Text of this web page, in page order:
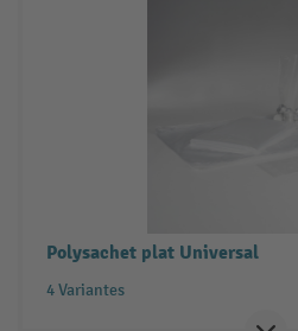
Polysachet plat Universal
4 Variantes